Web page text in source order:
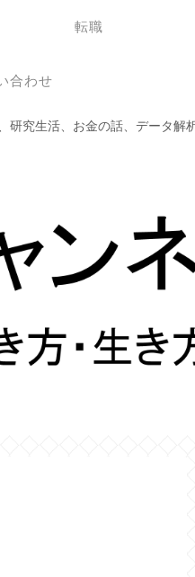
究生活、お金の話、データ解
転職
合わせ